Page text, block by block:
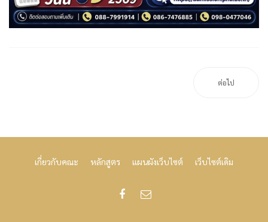
ต่อไป
เกี่ยวกับคณะ หลักสูตร แผนผังเว็บไซต์ เว็บไซต์เดิม